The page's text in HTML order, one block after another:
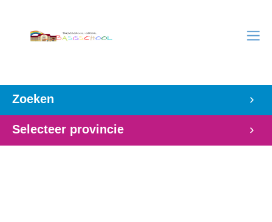
Zoeken
Selecteer provincie